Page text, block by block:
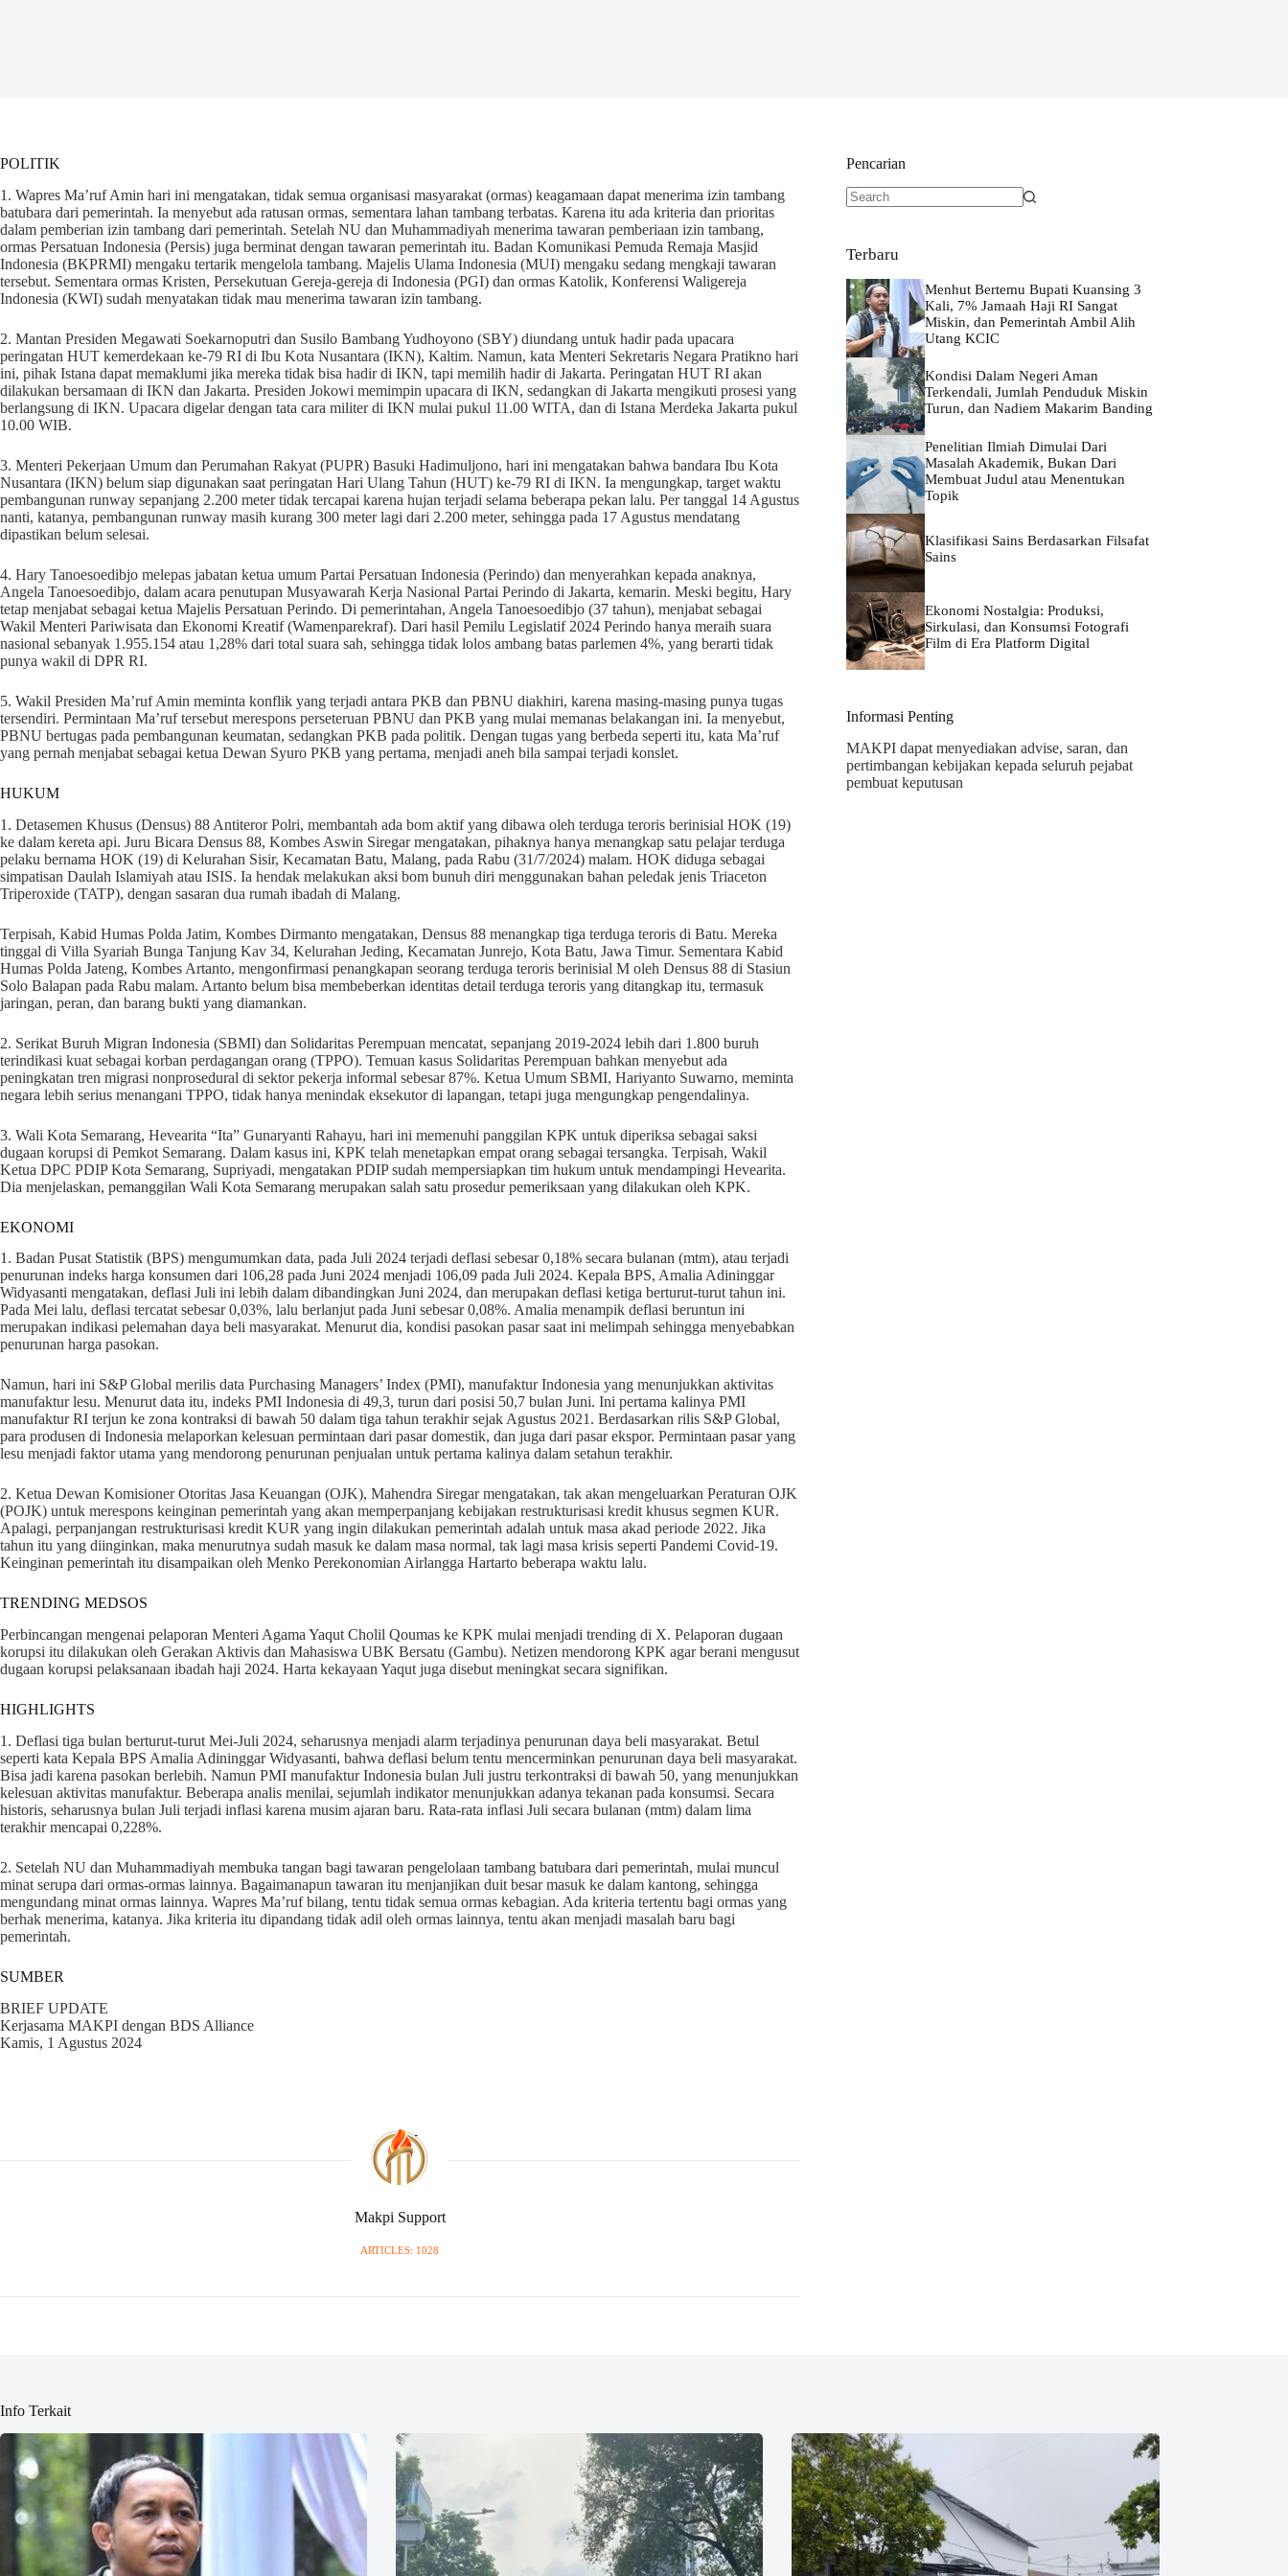
POLITIK
1. Wapres Ma’ruf Amin hari ini mengatakan, tidak semua organisasi masyarakat (ormas) keagamaan dapat menerima izin tambang
batubara dari pemerintah. Ia menyebut ada ratusan ormas, sementara lahan tambang terbatas. Karena itu ada kriteria dan prioritas
dalam pemberian izin tambang dari pemerintah. Setelah NU dan Muhammadiyah menerima tawaran pemberiaan izin tambang,
ormas Persatuan Indonesia (Persis) juga berminat dengan tawaran pemerintah itu. Badan Komunikasi Pemuda Remaja Masjid
Indonesia (BKPRMI) mengaku tertarik mengelola tambang. Majelis Ulama Indonesia (MUI) mengaku sedang mengkaji tawaran
tersebut. Sementara ormas Kristen, Persekutuan Gereja-gereja di Indonesia (PGI) dan ormas Katolik, Konferensi Waligereja
Indonesia (KWI) sudah menyatakan tidak mau menerima tawaran izin tambang.
2. Mantan Presiden Megawati Soekarnoputri dan Susilo Bambang Yudhoyono (SBY) diundang untuk hadir pada upacara
peringatan HUT kemerdekaan ke-79 RI di Ibu Kota Nusantara (IKN), Kaltim. Namun, kata Menteri Sekretaris Negara Pratikno hari
ini, pihak Istana dapat memaklumi jika mereka tidak bisa hadir di IKN, tapi memilih hadir di Jakarta. Peringatan HUT RI akan
dilakukan bersamaan di IKN dan Jakarta. Presiden Jokowi memimpin upacara di IKN, sedangkan di Jakarta mengikuti prosesi yang
berlangsung di IKN. Upacara digelar dengan tata cara militer di IKN mulai pukul 11.00 WITA, dan di Istana Merdeka Jakarta pukul
10.00 WIB.
3. Menteri Pekerjaan Umum dan Perumahan Rakyat (PUPR) Basuki Hadimuljono, hari ini mengatakan bahwa bandara Ibu Kota
Nusantara (IKN) belum siap digunakan saat peringatan Hari Ulang Tahun (HUT) ke-79 RI di IKN. Ia mengungkap, target waktu
pembangunan runway sepanjang 2.200 meter tidak tercapai karena hujan terjadi selama beberapa pekan lalu. Per tanggal 14 Agustus
nanti, katanya, pembangunan runway masih kurang 300 meter lagi dari 2.200 meter, sehingga pada 17 Agustus mendatang
dipastikan belum selesai.
4. Hary Tanoesoedibjo melepas jabatan ketua umum Partai Persatuan Indonesia (Perindo) dan menyerahkan kepada anaknya,
Angela Tanoesoedibjo, dalam acara penutupan Musyawarah Kerja Nasional Partai Perindo di Jakarta, kemarin. Meski begitu, Hary
tetap menjabat sebagai ketua Majelis Persatuan Perindo. Di pemerintahan, Angela Tanoesoedibjo (37 tahun), menjabat sebagai
Wakil Menteri Pariwisata dan Ekonomi Kreatif (Wamenparekraf). Dari hasil Pemilu Legislatif 2024 Perindo hanya meraih suara
nasional sebanyak 1.955.154 atau 1,28% dari total suara sah, sehingga tidak lolos ambang batas parlemen 4%, yang berarti tidak
punya wakil di DPR RI.
5. Wakil Presiden Ma’ruf Amin meminta konflik yang terjadi antara PKB dan PBNU diakhiri, karena masing-masing punya tugas
tersendiri. Permintaan Ma’ruf tersebut merespons perseteruan PBNU dan PKB yang mulai memanas belakangan ini. Ia menyebut,
PBNU bertugas pada pembangunan keumatan, sedangkan PKB pada politik. Dengan tugas yang berbeda seperti itu, kata Ma’ruf
yang pernah menjabat sebagai ketua Dewan Syuro PKB yang pertama, menjadi aneh bila sampai terjadi konslet.
HUKUM
1. Detasemen Khusus (Densus) 88 Antiteror Polri, membantah ada bom aktif yang dibawa oleh terduga teroris berinisial HOK (19)
ke dalam kereta api. Juru Bicara Densus 88, Kombes Aswin Siregar mengatakan, pihaknya hanya menangkap satu pelajar terduga
pelaku bernama HOK (19) di Kelurahan Sisir, Kecamatan Batu, Malang, pada Rabu (31/7/2024) malam. HOK diduga sebagai
simpatisan Daulah Islamiyah atau ISIS. Ia hendak melakukan aksi bom bunuh diri menggunakan bahan peledak jenis Triaceton
Triperoxide (TATP), dengan sasaran dua rumah ibadah di Malang.
Terpisah, Kabid Humas Polda Jatim, Kombes Dirmanto mengatakan, Densus 88 menangkap tiga terduga teroris di Batu. Mereka
tinggal di Villa Syariah Bunga Tanjung Kav 34, Kelurahan Jeding, Kecamatan Junrejo, Kota Batu, Jawa Timur. Sementara Kabid
Humas Polda Jateng, Kombes Artanto, mengonfirmasi penangkapan seorang terduga teroris berinisial M oleh Densus 88 di Stasiun
Solo Balapan pada Rabu malam. Artanto belum bisa membeberkan identitas detail terduga teroris yang ditangkap itu, termasuk
jaringan, peran, dan barang bukti yang diamankan.
2. Serikat Buruh Migran Indonesia (SBMI) dan Solidaritas Perempuan mencatat, sepanjang 2019-2024 lebih dari 1.800 buruh
terindikasi kuat sebagai korban perdagangan orang (TPPO). Temuan kasus Solidaritas Perempuan bahkan menyebut ada
peningkatan tren migrasi nonprosedural di sektor pekerja informal sebesar 87%. Ketua Umum SBMI, Hariyanto Suwarno, meminta
negara lebih serius menangani TPPO, tidak hanya menindak eksekutor di lapangan, tetapi juga mengungkap pengendalinya.
3. Wali Kota Semarang, Hevearita “Ita” Gunaryanti Rahayu, hari ini memenuhi panggilan KPK untuk diperiksa sebagai saksi
dugaan korupsi di Pemkot Semarang. Dalam kasus ini, KPK telah menetapkan empat orang sebagai tersangka. Terpisah, Wakil
Ketua DPC PDIP Kota Semarang, Supriyadi, mengatakan PDIP sudah mempersiapkan tim hukum untuk mendampingi Hevearita.
Dia menjelaskan, pemanggilan Wali Kota Semarang merupakan salah satu prosedur pemeriksaan yang dilakukan oleh KPK.
EKONOMI
1. Badan Pusat Statistik (BPS) mengumumkan data, pada Juli 2024 terjadi deflasi sebesar 0,18% secara bulanan (mtm), atau terjadi
penurunan indeks harga konsumen dari 106,28 pada Juni 2024 menjadi 106,09 pada Juli 2024. Kepala BPS, Amalia Adininggar
Widyasanti mengatakan, deflasi Juli ini lebih dalam dibandingkan Juni 2024, dan merupakan deflasi ketiga berturut-turut tahun ini.
Pada Mei lalu, deflasi tercatat sebesar 0,03%, lalu berlanjut pada Juni sebesar 0,08%. Amalia menampik deflasi beruntun ini
merupakan indikasi pelemahan daya beli masyarakat. Menurut dia, kondisi pasokan pasar saat ini melimpah sehingga menyebabkan
penurunan harga pasokan.
Namun, hari ini S&P Global merilis data Purchasing Managers’ Index (PMI), manufaktur Indonesia yang menunjukkan aktivitas
manufaktur lesu. Menurut data itu, indeks PMI Indonesia di 49,3, turun dari posisi 50,7 bulan Juni. Ini pertama kalinya PMI
manufaktur RI terjun ke zona kontraksi di bawah 50 dalam tiga tahun terakhir sejak Agustus 2021. Berdasarkan rilis S&P Global,
para produsen di Indonesia melaporkan kelesuan permintaan dari pasar domestik, dan juga dari pasar ekspor. Permintaan pasar yang
lesu menjadi faktor utama yang mendorong penurunan penjualan untuk pertama kalinya dalam setahun terakhir.
2. Ketua Dewan Komisioner Otoritas Jasa Keuangan (OJK), Mahendra Siregar mengatakan, tak akan mengeluarkan Peraturan OJK
(POJK) untuk merespons keinginan pemerintah yang akan memperpanjang kebijakan restrukturisasi kredit khusus segmen KUR.
Apalagi, perpanjangan restrukturisasi kredit KUR yang ingin dilakukan pemerintah adalah untuk masa akad periode 2022. Jika
tahun itu yang diinginkan, maka menurutnya sudah masuk ke dalam masa normal, tak lagi masa krisis seperti Pandemi Covid-19.
Keinginan pemerintah itu disampaikan oleh Menko Perekonomian Airlangga Hartarto beberapa waktu lalu.
TRENDING MEDSOS
Perbincangan mengenai pelaporan Menteri Agama Yaqut Cholil Qoumas ke KPK mulai menjadi trending di X. Pelaporan dugaan
korupsi itu dilakukan oleh Gerakan Aktivis dan Mahasiswa UBK Bersatu (Gambu). Netizen mendorong KPK agar berani mengusut
dugaan korupsi pelaksanaan ibadah haji 2024. Harta kekayaan Yaqut juga disebut meningkat secara signifikan.
HIGHLIGHTS
1. Deflasi tiga bulan berturut-turut Mei-Juli 2024, seharusnya menjadi alarm terjadinya penurunan daya beli masyarakat. Betul
seperti kata Kepala BPS Amalia Adininggar Widyasanti, bahwa deflasi belum tentu mencerminkan penurunan daya beli masyarakat.
Bisa jadi karena pasokan berlebih. Namun PMI manufaktur Indonesia bulan Juli justru terkontraksi di bawah 50, yang menunjukkan
kelesuan aktivitas manufaktur. Beberapa analis menilai, sejumlah indikator menunjukkan adanya tekanan pada konsumsi. Secara
historis, seharusnya bulan Juli terjadi inflasi karena musim ajaran baru. Rata-rata inflasi Juli secara bulanan (mtm) dalam lima
terakhir mencapai 0,228%.
2. Setelah NU dan Muhammadiyah membuka tangan bagi tawaran pengelolaan tambang batubara dari pemerintah, mulai muncul
minat serupa dari ormas-ormas lainnya. Bagaimanapun tawaran itu menjanjikan duit besar masuk ke dalam kantong, sehingga
mengundang minat ormas lainnya. Wapres Ma’ruf bilang, tentu tidak semua ormas kebagian. Ada kriteria tertentu bagi ormas yang
berhak menerima, katanya. Jika kriteria itu dipandang tidak adil oleh ormas lainnya, tentu akan menjadi masalah baru bagi
pemerintah.
SUMBER
BRIEF UPDATE
Kerjasama MAKPI dengan BDS Alliance
Kamis, 1 Agustus 2024
Makpi Support
ARTICLES: 1028
Pencarian
Terbaru
Menhut Bertemu Bupati Kuansing 3
Kali, 7% Jamaah Haji RI Sangat
Miskin, dan Pemerintah Ambil Alih
Utang KCIC
Kondisi Dalam Negeri Aman
Terkendali, Jumlah Penduduk Miskin
Turun, dan Nadiem Makarim Banding
Penelitian Ilmiah Dimulai Dari
Masalah Akademik, Bukan Dari
Membuat Judul atau Menentukan
Topik
Klasifikasi Sains Berdasarkan Filsafat
Sains
Ekonomi Nostalgia: Produksi,
Sirkulasi, dan Konsumsi Fotografi
Film di Era Platform Digital
Informasi Penting
MAKPI dapat menyediakan advise, saran, dan
pertimbangan kebijakan kepada seluruh pejabat
pembuat keputusan
Info Terkait